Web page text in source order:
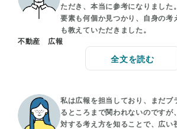
ただき、本当に参考になりました
要素も何個か見つかり、自身の考
も教えていただきました。
不動産 広報
全文を読む
私は広報を担当しており、まだブ
るところまで関われないのですが
対する考え方を知ることで、広い